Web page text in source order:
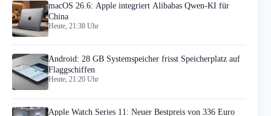
macOS 26.6: Apple integriert Alibabas Qwen-KI für
China
Heute, 21:38 Uhr
Android: 28 GB Systemspeicher frisst Speicherplatz auf
Flaggschiffen
Heute, 21:20 Uhr
Apple Watch Series 11: Neuer Bestpreis von 336 Euro